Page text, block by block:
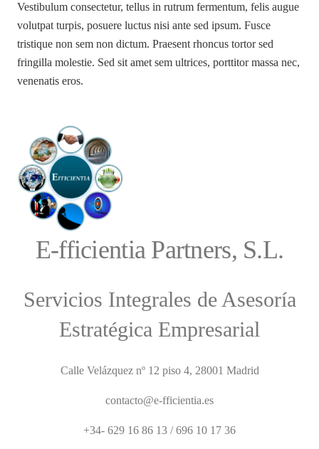
Vestibulum consectetur, tellus in rutrum fermentum, felis augue
volutpat turpis, posuere luctus nisi ante sed ipsum. Fusce
tristique non sem non dictum. Praesent rhoncus tortor sed
fringilla molestie. Sed sit amet sem ultrices, porttitor massa nec,
venenatis eros.
E-fficientia Partners, S.L.
Servicios Integrales de Asesoría
Estratégica Empresarial
Calle Velázquez nº 12 piso 4, 28001 Madrid
contacto@e-fficientia.es
+34- 629 16 86 13 / 696 10 17 36